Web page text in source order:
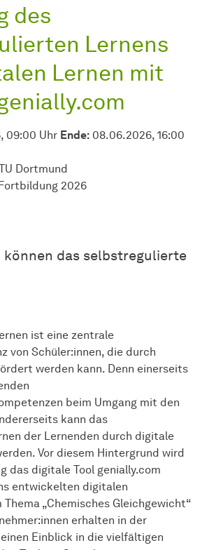
des
Lernens
Lernen mit
09:00 Uhr Ende: 08.06.2026, 16:00
Dortmund
2026
können das selbstregulierte
ist eine zentrale
von Schüler:innen, die durch
werden kann. Denn einerseits
beim Umgang mit den
kann das
der Lernenden durch digitale
Vor diesem Hintergrund wird
das digitale Tool genially.com
entwickelten digitalen
„Chemisches Gleichgewicht“
erhalten in der
Einblick in die vielfältigen